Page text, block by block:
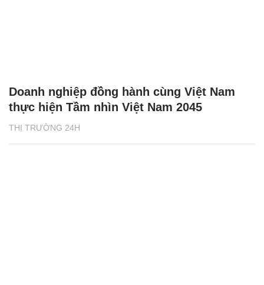
THỊ TRƯỜNG 24H
Doanh nghiệp đồng hành cùng Việt Nam
thực hiện Tầm nhìn Việt Nam 2045